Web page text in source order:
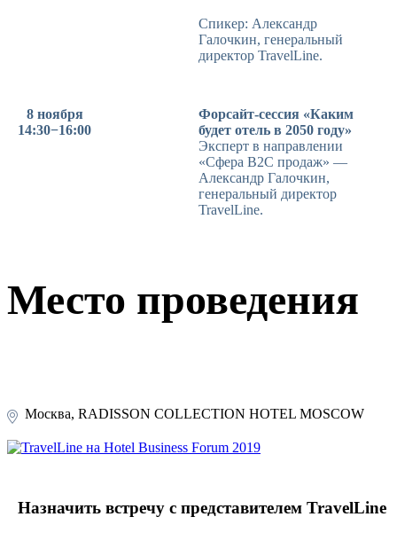
Спикер: Александр
Галочкин, генеральный
директор TravelLine.
8 ноября
14:30−16:00
Форсайт-сессия «Каким
будет отель в 2050 году»
Эксперт в направлении
«Сфера B2C продаж» —
Александр Галочкин,
генеральный директор
TravelLine.
Место проведения
Москва, RADISSON COLLECTION HOTEL MOSCOW
Назначить встречу с представителем TravelLine